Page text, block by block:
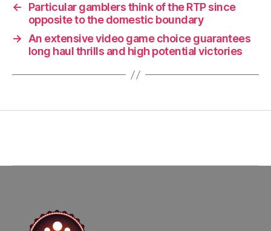
←
Particular gamblers think of the RTP since
opposite to the domestic boundary
→
An extensive video game choice guarantees
long haul thrills and high potential victories